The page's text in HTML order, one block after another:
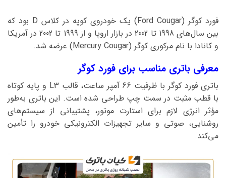
فورد کوگر (Ford Cougar) یک خودروی کوپه در کلاس D بود که
بین سال‌های 1998 تا 2002 در بازار اروپا و از 1999 تا 2002 در آمریکا
و کانادا با نام مرکوری کوگر (Mercury Cougar) عرضه شد.
معرفی باتری مناسب برای فورد کوگر
باتری فورد کوگر با ظرفیت 66 آمپر ساعت، قالب L3 و پایه کوتاه
با قطب مثبت در سمت چپ طراحی شده است. این باتری به‌طور
مؤثر انرژی لازم برای استارت موتور، پشتیبانی از سیستم‌های
روشنایی، صوتی و سایر تجهیزات الکترونیکی خودرو را تأمین
می‌کند.
نمایشگر
ویدیو